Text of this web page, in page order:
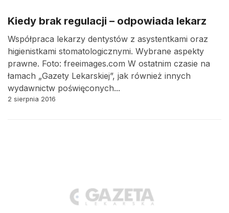
Kiedy brak regulacji – odpowiada lekarz
Współpraca lekarzy dentystów z asystentkami oraz
higienistkami stomatologicznymi. Wybrane aspekty
prawne. Foto: freeimages.com W ostatnim czasie na
łamach „Gazety Lekarskiej”, jak również innych
wydawnictw poświęconych...
2 sierpnia 2016